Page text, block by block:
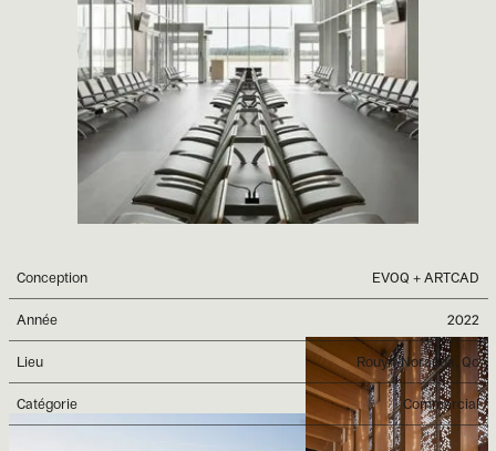
Conception EVOQ + ARTCAD
Année 2022
Lieu Rouyn-Noranda, Qc
Catégorie Commercial